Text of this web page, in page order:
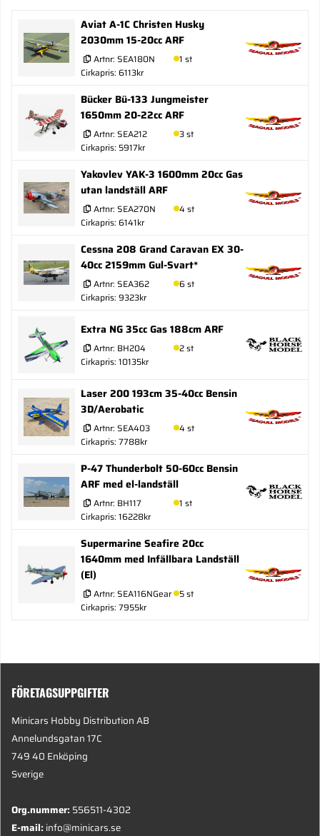
Aviat A-1C Christen Husky
2030mm 15-20cc ARF
Artnr: SEA180N
1 st
Cirkapris: 6113kr
Bücker Bü-133 Jungmeister
1650mm 20-22cc ARF
Artnr: SEA212
3 st
Cirkapris: 5917kr
Yakovlev YAK-3 1600mm 20cc Gas
utan landställ ARF
Artnr: SEA270N
4 st
Cirkapris: 6141kr
Cessna 208 Grand Caravan EX 30-
40cc 2159mm Gul-Svart*
Artnr: SEA362
6 st
Cirkapris: 9323kr
Extra NG 35cc Gas 188cm ARF
Artnr: BH204
2 st
Cirkapris: 10135kr
Laser 200 193cm 35-40cc Bensin
3D/Aerobatic
Artnr: SEA403
4 st
Cirkapris: 7788kr
P-47 Thunderbolt 50-60cc Bensin
ARF med el-landställ
Artnr: BH117
1 st
Cirkapris: 16228kr
Supermarine Seafire 20cc
1640mm med Infällbara Landställ
(El)
Artnr: SEA116NGear
5 st
Cirkapris: 7955kr
FÖRETAGSUPPGIFTER
Minicars Hobby Distribution AB
Annelundsgatan 17C
749 40 Enköping
Sverige
Org.nummer:556511-4302
E-mail:info@minicars.se